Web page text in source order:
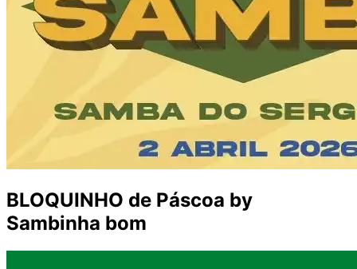
BLOQUINHO de Páscoa by
Sambinha bom